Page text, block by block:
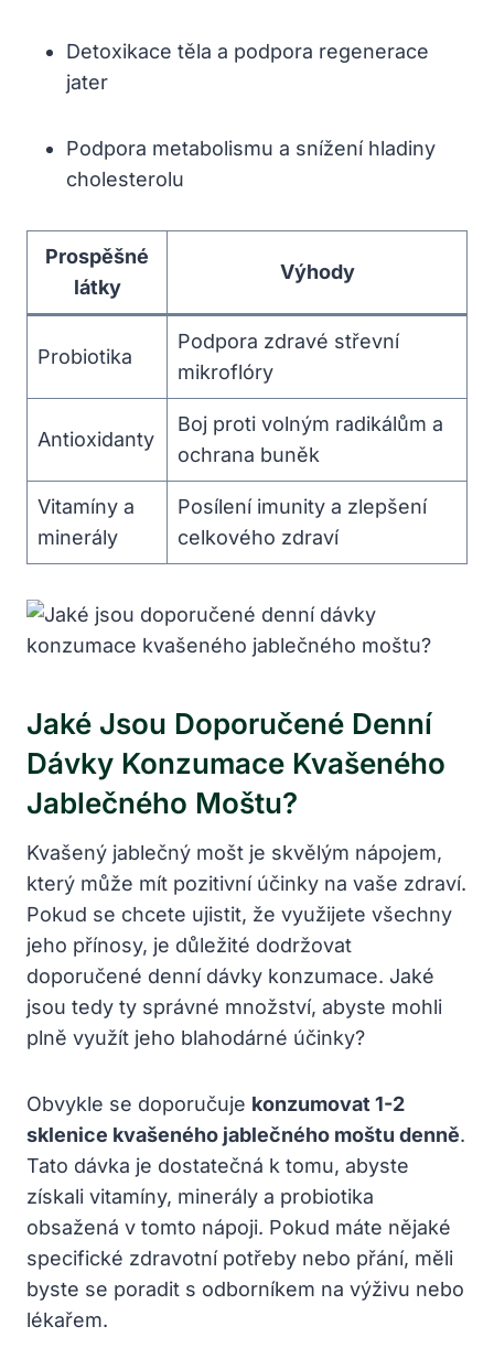
Detoxikace těla a podpora regenerace
jater
Podpora metabolismu a snížení hladiny
cholesterolu
Prospěšné
látky
Výhody
Probiotika
Podpora zdravé střevní
mikroflóry
Antioxidanty
Boj proti volným radikálům a
ochrana buněk
Vitamíny a
minerály
Posílení imunity a zlepšení
celkového zdraví
Jaké Jsou Doporučené Denní
Dávky Konzumace Kvašeného
Jablečného Moštu?
Kvašený jablečný mošt je skvělým nápojem,
který může mít pozitivní účinky na vaše zdraví.
Pokud se chcete ujistit, že využijete všechny
jeho přínosy, je důležité dodržovat
doporučené denní dávky konzumace. Jaké
jsou tedy ty správné množství, abyste mohli
plně využít jeho blahodárné účinky?
Obvykle se doporučuje konzumovat 1-2
sklenice kvašeného jablečného moštu denně.
Tato dávka je dostatečná k tomu, abyste
získali vitamíny, minerály a probiotika
obsažená v tomto nápoji. Pokud máte nějaké
specifické zdravotní potřeby nebo přání, měli
byste se poradit s odborníkem na výživu nebo
lékařem.